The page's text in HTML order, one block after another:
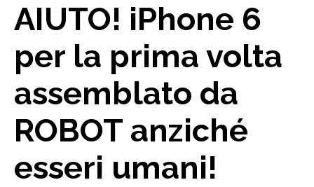
AIUTO! iPhone 6
per la prima volta
assemblato da
ROBOT anziché
esseri umani!